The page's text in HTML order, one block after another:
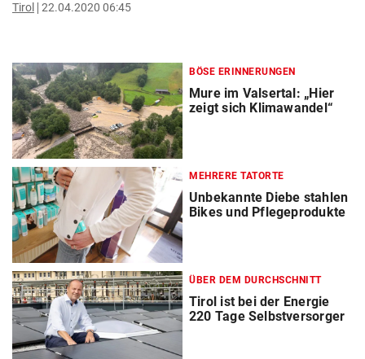
Tirol 22.04.2020 06:45
BÖSE ERINNERUNGEN
Mure im Valsertal: „Hier
zeigt sich Klimawandel“
MEHRERE TATORTE
Unbekannte Diebe stahlen
Bikes und Pflegeprodukte
ÜBER DEM DURCHSCHNITT
Tirol ist bei der Energie
220 Tage Selbstversorger